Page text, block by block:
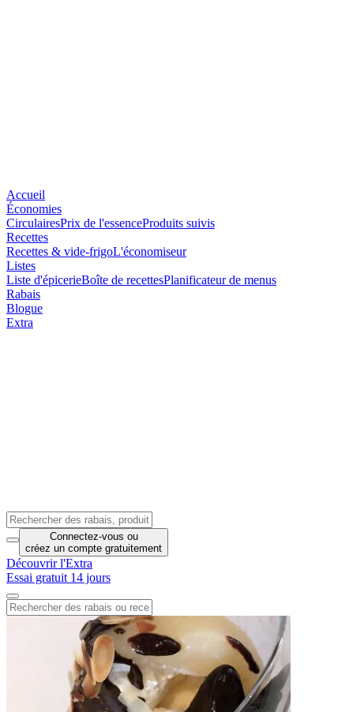
Accueil
Économies
CirculairesPrix de l'essenceProduits suivis
Recettes
Recettes & vide-frigoL'économiseur
Listes
Liste d'épicerieBoîte de recettesPlanificateur de menus
Rabais
Blogue
Extra
Connectez-vous ou
créez un compte gratuitement
Découvrir l'Extra
Essai gratuit 14 jours